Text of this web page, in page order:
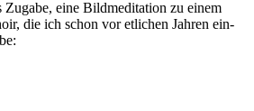
Zugabe, eine Bildmed­i­ta­tion zu einem
die ich schon vor etlichen Jahren ein­